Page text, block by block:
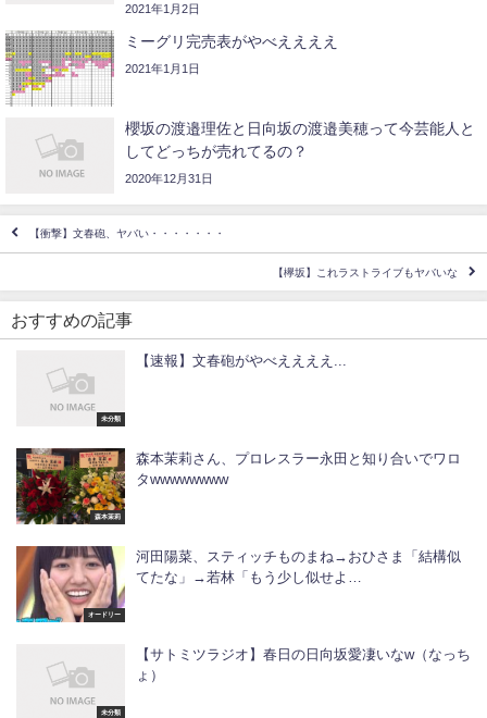
2021年1月2日
ミーグリ完売表がやべええええ
2021年1月1日
櫻坂の渡邉理佐と日向坂の渡邉美穂って今芸能人と
してどっちが売れてるの？
2020年12月31日
【衝撃】文春砲、ヤバい・・・・・・・
【欅坂】これラストライブもヤバいな
おすすめの記事
未分類
【速報】文春砲がやべええええ...
森本茉莉
森本茉莉さん、プロレスラー永田と知り合いでワロ
タwwwwwwww
オードリー
河田陽菜、スティッチものまね→おひさま「結構似
てたな」→若林「もう少し似せよ…
未分類
【サトミツラジオ】春日の日向坂愛凄いなw（なっち
ょ）